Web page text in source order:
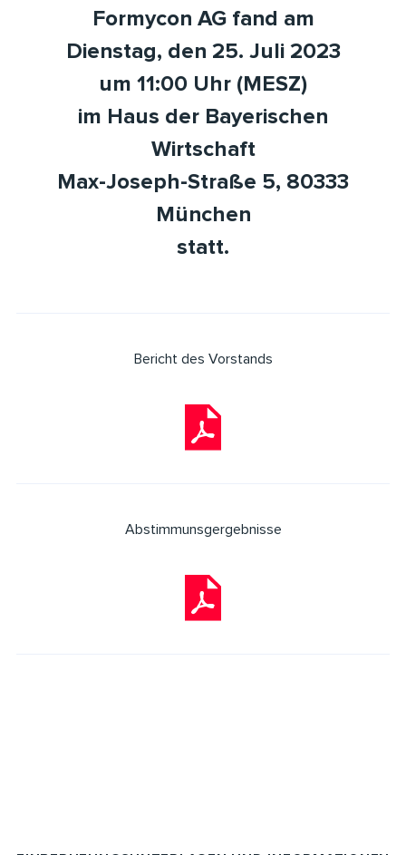
Formycon AG fand am
Dienstag, den 25. Juli 2023
um 11:00 Uhr (MESZ)
im Haus der Bayerischen
Wirtschaft
Max-Joseph-Straße 5, 80333
München
statt.
Bericht des Vorstands
Abstimmunsgergebnisse